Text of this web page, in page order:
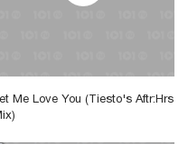
Me Love You (Tiesto's Aftr:Hrs